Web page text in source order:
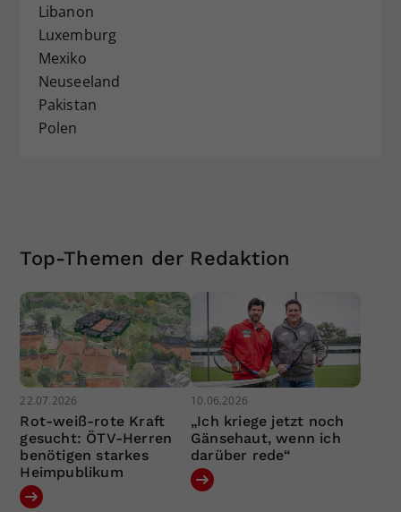
Libanon
Luxemburg
Mexiko
Neuseeland
Pakistan
Polen
Top-Themen der Redaktion
22.07.2026
Rot-weiß-rote Kraft
gesucht: ÖTV-Herren
benötigen starkes
Heimpublikum
10.06.2026
„Ich kriege jetzt noch
Gänsehaut, wenn ich
darüber rede“